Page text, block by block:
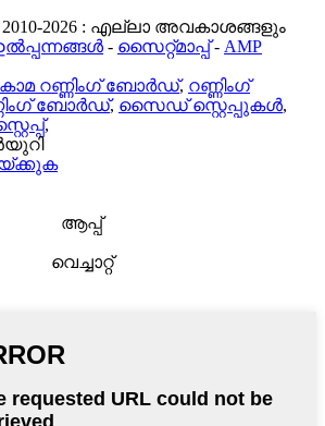
2026 : എല്ലാ അവകാശങ്ങളും
- സൈറ്റ്മാപ്പ്- AMP
റണ്ണിംഗ് ബോർഡ്, റണ്ണിംഗ്
ബോർഡ്, സൈഡ് സ്റ്റെപ്പുകൾ,
,
ആപ്പ്
വെച്ചാറ്റ്